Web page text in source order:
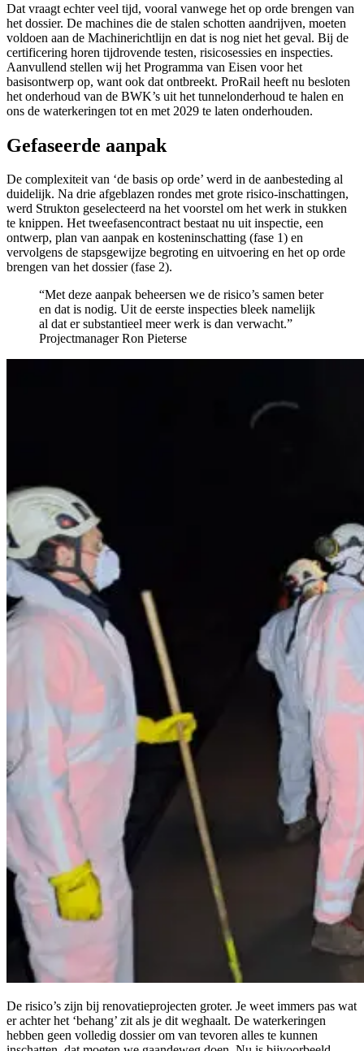
Dat vraagt echter veel tijd, vooral vanwege het op orde brengen van
het dossier. De machines die de stalen schotten aandrijven, moeten
voldoen aan de Machinerichtlijn en dat is nog niet het geval. Bij de
certificering horen tijdrovende testen, risicosessies en inspecties.
Aanvullend stellen wij het Programma van Eisen voor het
basisontwerp op, want ook dat ontbreekt. ProRail heeft nu besloten
het onderhoud van de BWK’s uit het tunnelonderhoud te halen en
ons de waterkeringen tot en met 2029 te laten onderhouden.
Gefaseerde aanpak
De complexiteit van ‘de basis op orde’ werd in de aanbesteding al
duidelijk. Na drie afgeblazen rondes met grote risico-inschattingen,
werd Strukton geselecteerd na het voorstel om het werk in stukken
te knippen. Het tweefasencontract bestaat nu uit inspectie, een
ontwerp, plan van aanpak en kosteninschatting (fase 1) en
vervolgens de stapsgewijze begroting en uitvoering en het op orde
brengen van het dossier (fase 2).
“Met deze aanpak beheersen we de risico’s samen beter
en dat is nodig. Uit de eerste inspecties bleek namelijk
al dat er substantieel meer werk is dan verwacht.”
Projectmanager Ron Pieterse
De risico’s zijn bij renovatieprojecten groter. Je weet immers pas wat
er achter het ‘behang’ zit als je dit weghaalt. De waterkeringen
hebben geen volledig dossier om van tevoren alles te kunnen